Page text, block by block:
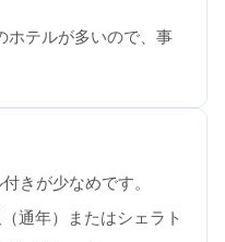
ホテルが多いので、事
きが少なめです。
通年）またはシェラト